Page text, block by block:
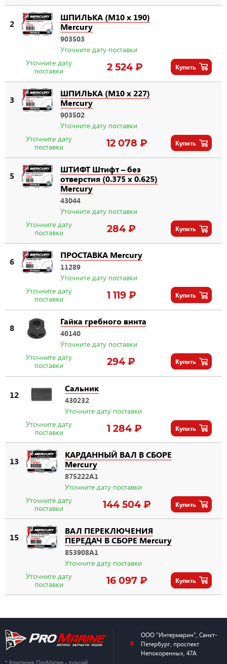
2
ШПИЛЬКА (M10 x 190)
Mercury
903503
Уточните дату поставки
Уточните дату
поставки
2 524 ₽ Купить
3
ШПИЛЬКА (M10 x 227)
Mercury
903502
Уточните дату поставки
Уточните дату
поставки
12 078 ₽ Купить
5
ШТИФТ Штифт – без
отверстия (0.375 x 0.625)
Mercury
43044
Уточните дату поставки
Уточните дату
поставки
284 ₽ Купить
6
ПРОСТАВКА Mercury
11289
Уточните дату поставки
Уточните дату
поставки
1 119 ₽ Купить
8
Гайка гребного винта
40140
Уточните дату поставки
Уточните дату
поставки
294 ₽ Купить
12
Сальник
430232
Уточните дату поставки
Уточните дату
поставки
1 284 ₽ Купить
13
КАРДАННЫЙ ВАЛ В СБОРЕ
Mercury
875222A1
Уточните дату поставки
Уточните дату
поставки
144 504 ₽ Купить
15
ВАЛ ПЕРЕКЛЮЧЕНИЯ
ПЕРЕДАЧ В СБОРЕ Mercury
853908A1
Уточните дату поставки
Уточните дату
поставки
16 097 ₽ Купить
* Компания ПроМарин - лучший
ООО "Интермарин" Санкт-
Петербург, проспект
Непокоренных, 47А